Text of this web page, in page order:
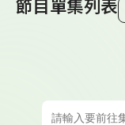
節目單集列表